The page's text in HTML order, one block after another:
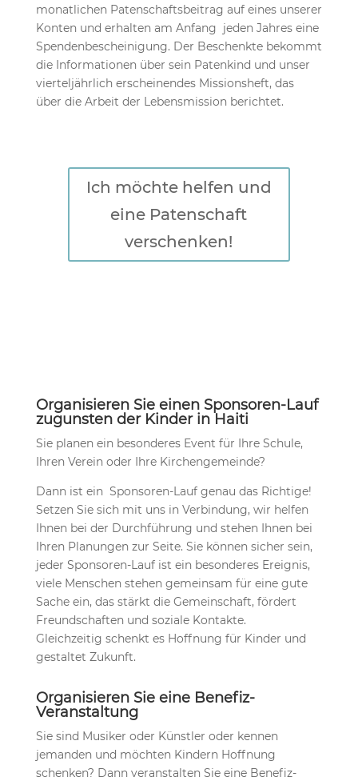
monatlichen Patenschaftsbeitrag auf eines unserer
Konten und erhalten am Anfang jeden Jahres eine
Spendenbescheinigung. Der Beschenkte bekommt
die Informationen über sein Patenkind und unser
vierteljährlich erscheinendes Missionsheft, das
über die Arbeit der Lebensmission berichtet.
Ich möchte helfen und
eine Patenschaft
verschenken!
Organisieren Sie einen Sponsoren-Lauf
zugunsten der Kinder in Haiti
Sie planen ein besonderes Event für Ihre Schule,
Ihren Verein oder Ihre Kirchengemeinde?
Dann ist ein Sponsoren-Lauf genau das Richtige!
Setzen Sie sich mit uns in Verbindung, wir helfen
Ihnen bei der Durchführung und stehen Ihnen bei
Ihren Planungen zur Seite. Sie können sicher sein,
jeder Sponsoren-Lauf ist ein besonderes Ereignis,
viele Menschen stehen gemeinsam für eine gute
Sache ein, das stärkt die Gemeinschaft, fördert
Freundschaften und soziale Kontakte.
Gleichzeitig schenkt es Hoffnung für Kinder und
gestaltet Zukunft.
Organisieren Sie eine Benefiz-
Veranstaltung
Sie sind Musiker oder Künstler oder kennen
jemanden und möchten Kindern Hoffnung
schenken? Dann veranstalten Sie eine Benefiz-